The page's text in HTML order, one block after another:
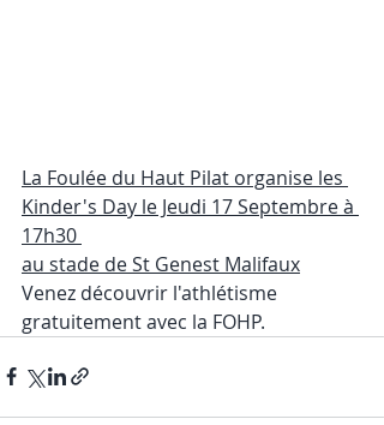
La Foulée du Haut Pilat organise les
Kinder's Day le Jeudi 17 Septembre à
17h30
au stade de St Genest Malifaux
Venez découvrir l'athlétisme
gratuitement avec la FOHP.